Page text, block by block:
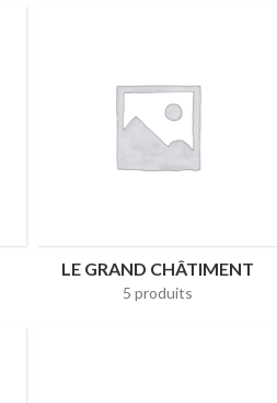
LE GRAND CHÂTIMENT
5 produits